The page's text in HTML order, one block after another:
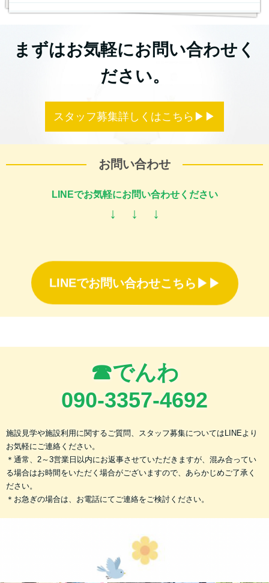
まずはお気軽にお問い合わせく
ださい。
スタッフ募集詳しくはこちら▶︎▶︎
お問い合わせ
LINEでお気軽にお問い合わせください
↓ ↓ ↓
LINEでお問い合わせこちら▶︎▶︎
☎︎でんわ
090-3357-4692
施設見学や施設利用に関するご質問、スタッフ募集についてはLINEより
お気軽にご連絡ください。
＊通常、2～3営業日以内にお返事させていただきますが、混み合ってい
る場合はお時間をいただく場合がございますので、あらかじめご了承く
ださい。
＊お急ぎの場合は、お電話にてご連絡をご検討ください。